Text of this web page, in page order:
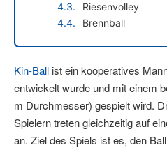
Riesenvolley
Brennball
Kin-Ball ist ein kooperatives
entwickelt wurde und mit einem
m Durchmesser) gespielt wird.
Spielern treten gleichzeitig auf
an. Ziel des Spiels ist es, den